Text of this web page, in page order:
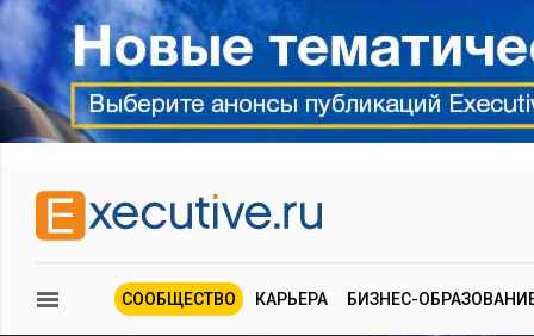
СООБЩЕСТВО КАРЬЕРА БИЗНЕС-